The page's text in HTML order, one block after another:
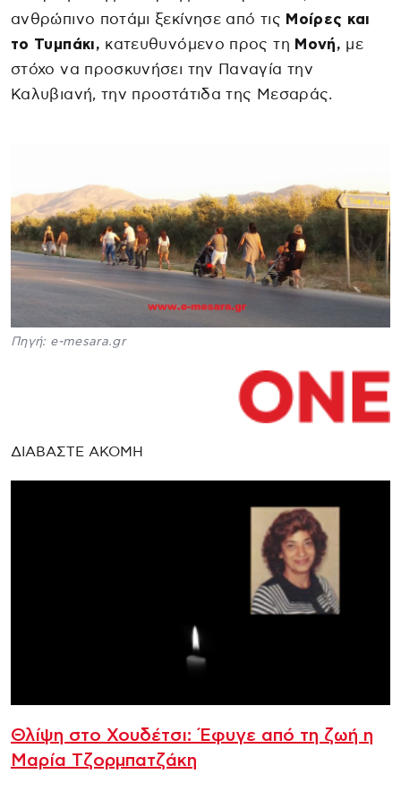
ανθρώπινο ποτάμι ξεκίνησε από τις Μοίρες και
το Τυμπάκι, κατευθυνόμενο προς τη Μονή, με
στόχο να προσκυνήσει την Παναγία την
Καλυβιανή, την προστάτιδα της Μεσαράς.
Πηγή: e-mesara.gr
ΔΙΑΒΑΣΤΕ ΑΚΟΜΗ
Θλίψη στο Χουδέτσι: Έφυγε από τη ζωή η
Μαρία Τζορμπατζάκη